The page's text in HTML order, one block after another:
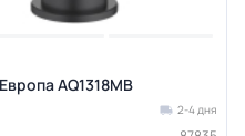
AQ1318MB
2-4 дня